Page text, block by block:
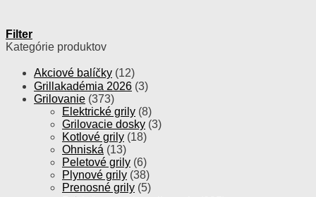
Filter
Kategórie produktov
Akciové balíčky (12)
Grillakadémia 2026 (3)
Grilovanie (373)
Elektrické grily (8)
Grilovacie dosky (3)
Kotlové grily (18)
Ohniská (13)
Peletové grily (6)
Plynové grily (38)
Prenosné grily (5)